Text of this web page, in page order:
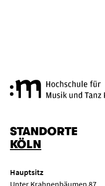
STANDORTE
KÖLN
Hauptsitz
Unter Krahnenbäumen 87